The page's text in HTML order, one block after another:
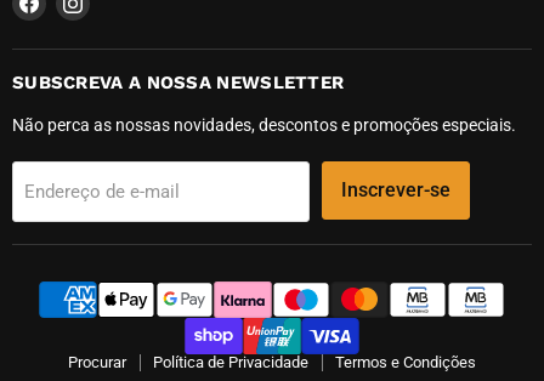
nos
em
Facebook
em
Instagram
SUBSCREVA A NOSSA NEWSLETTER
Não perca as nossas novidades, descontos e promoções especiais.
Endereço de e-mail Inscrever-se
Procurar Política de Privacidade Termos e Condições